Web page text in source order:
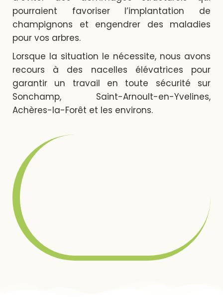
pourraient favoriser l’implantation de
champignons et engendrer des maladies
pour vos arbres.
Lorsque la situation le nécessite, nous avons
recours à des nacelles élévatrices pour
garantir un travail en toute sécurité sur
Sonchamp, Saint-Arnoult-en-Yvelines,
Achères-la-Forêt et les environs.